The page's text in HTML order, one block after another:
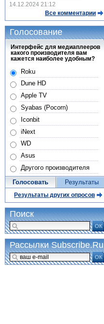
14.12.2024 21:12
Все комментарии
Голосование
Интерфейс для медиаплееров
какого производителя вам
кажется наиболее удобным?
Roku
Dune HD
Apple TV
Syabas (Pocorn)
Iconbit
iNext
WD
Asus
Другого производителя
Голосовать Результаты
Результаты других опросов
Поиск
ОК
Рассылки Subscribe.Ru
ОК